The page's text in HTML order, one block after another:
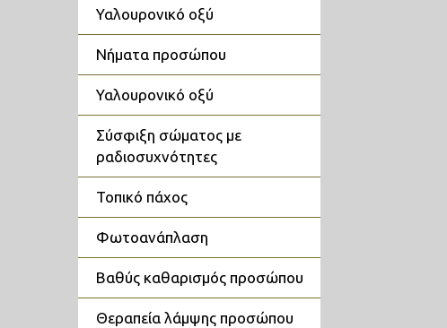
υαλουρονικό οξύ
νήματα προσώπου
υαλουρονικό οξύ
σύσφιξη σώματος με
ραδιοσυχνότητες
τοπικό πάχος
φωτοανάπλαση
βαθύς καθαρισμός προσώπου
θεραπεία λάμψης προσώπου